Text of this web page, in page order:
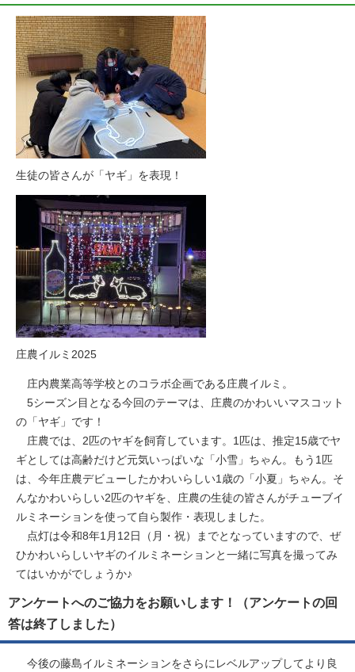
生徒の皆さんが「ヤギ」を表現！
庄農イルミ2025
庄内農業高等学校とのコラボ企画である庄農イルミ。
5シーズン目となる今回のテーマは、庄農のかわいいマスコット
の「ヤギ」です！
庄農では、2匹のヤギを飼育しています。1匹は、推定15歳でヤ
ギとしては高齢だけど元気いっぱいな「小雪」ちゃん。もう1匹
は、今年庄農デビューしたかわいらしい1歳の「小夏」ちゃん。そ
んなかわいらしい2匹のヤギを、庄農の生徒の皆さんがチューブイ
ルミネーションを使って自ら製作・表現しました。
点灯は令和8年1月12日（月・祝）までとなっていますので、ぜ
ひかわいらしいヤギのイルミネーションと一緒に写真を撮ってみ
てはいかがでしょうか♪
アンケートへのご協力をお願いします！（アンケートの回
答は終了しました）
今後の藤島イルミネーションをさらにレベルアップしてより良